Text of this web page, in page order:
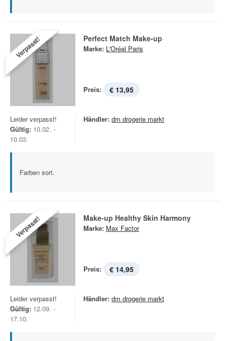
Verpasst! Perfect Match Make-up
Marke: L'Oréal Paris
Preis: € 13,95
Leider verpasst!
Gültig: 10.02. -
10.03.
Händler: dm drogerie markt
Farben sort.
Verpasst! Make-up Healthy Skin Harmony
Marke: Max Factor
Preis: € 14,95
Leider verpasst!
Gültig: 12.09. -
17.10.
Händler: dm drogerie markt